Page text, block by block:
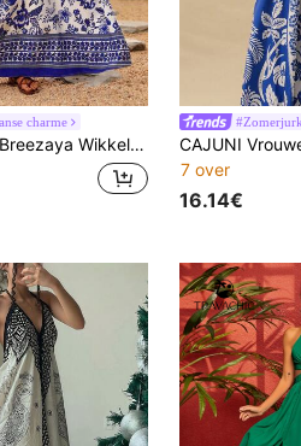
charme
Breezaya Wikkel Rugloze Vakantie Casual Casual - Moderne Casual Jurk
7 over
16.14€